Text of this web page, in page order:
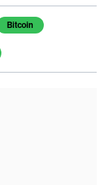
Bitcoin